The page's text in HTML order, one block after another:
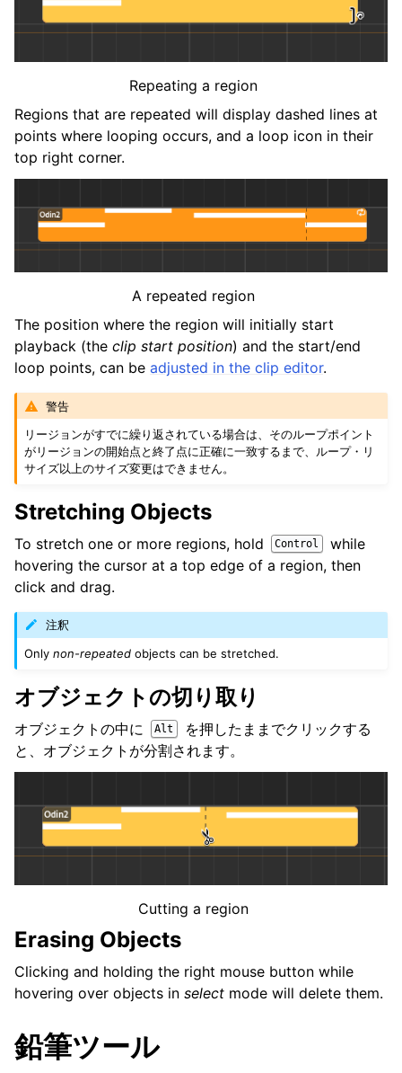
Repeating a region
Regions that are repeated will display dashed lines at
points where looping occurs, and a loop icon in their
top right corner.
A repeated region
The position where the region will initially start
playback (the clip start position) and the start/end
loop points, can be adjusted in the clip editor.
警告
リージョンがすでに繰り返されている場合は、そのループポイント
がリージョンの開始点と終了点に正確に一致するまで、ループ・リ
サイズ以上のサイズ変更はできません。
Stretching Objects
To stretch one or more regions, hold Control
while
hovering the cursor at a top edge of a region, then
click and drag.
注釈
Onlynon-repeated objects can be stretched.
オブジェクトの切り取り
オブジェクトの中に Alt
を押したままでクリックする
と、オブジェクトが分割されます。
Cutting a region
Erasing Objects
Clicking and holding the right mouse button while
hovering over objects in select mode will delete them.
鉛筆ツール